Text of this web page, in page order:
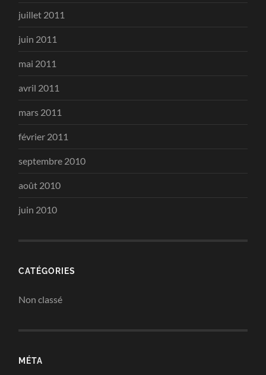
juillet 2011
juin 2011
mai 2011
avril 2011
mars 2011
février 2011
septembre 2010
août 2010
juin 2010
CATÉGORIES
Non classé
MÉTA